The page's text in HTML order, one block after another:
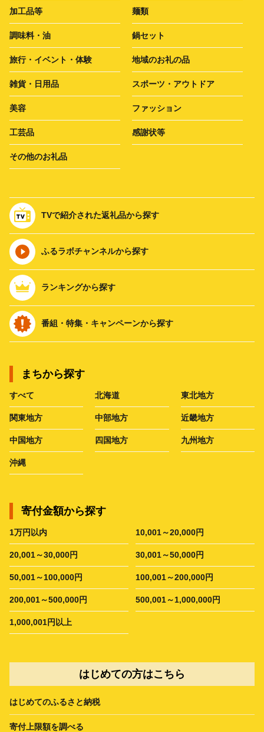
加工品等 麺類
調味料・油 鍋セット
旅行・イベント・体験 地域のお礼の品
雑貨・日用品 スポーツ・アウトドア
美容 ファッション
工芸品 感謝状等
その他のお礼品
TVで紹介された返礼品から探す
ふるラボチャンネルから探す
ランキングから探す
番組・特集・キャンペーンから探す
まちから探す
すべて 北海道 東北地方
関東地方 中部地方 近畿地方
中国地方 四国地方 九州地方
沖縄
寄付金額から探す
1万円以内 10,001～20,000円
20,001～30,000円 30,001～50,000円
50,001～100,000円 100,001～200,000円
200,001～500,000円 500,001～1,000,000円
1,000,001円以上
はじめての方はこちら
はじめてのふるさと納税
寄付上限額を調べる